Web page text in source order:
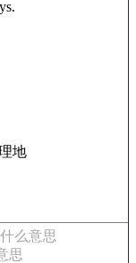
地
么意思
思